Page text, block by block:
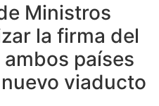
Ministros
la firma del
países
viaducto